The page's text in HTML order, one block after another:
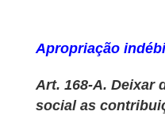
Apropriação
Art. 168-A. Deixar
social as